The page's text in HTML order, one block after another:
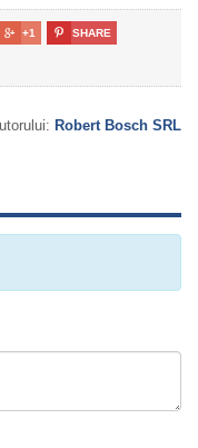
 +1  SHARE
Robert Bosch SRL